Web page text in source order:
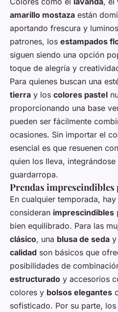
amarillo mostaza están
aportando frescura y
patrones, los estampados
siguen siendo una opción
toque de alegría y
Para quienes buscan una
tierra y los colores pastel
proporcionando una base
pueden ser fácilmente
ocasiones. Sin importar el
esencial es que resuenen
quien los lleva,
guardarropa.
Prendas
En cualquier temporada,
consideran imprescindibles
bien equilibrado. Para las
clásico, una blusa de seda y
calidad son básicos que
posibilidades de
estructurado y accesorios
colores y bolsos elegantes
sofisticado. Por su parte,